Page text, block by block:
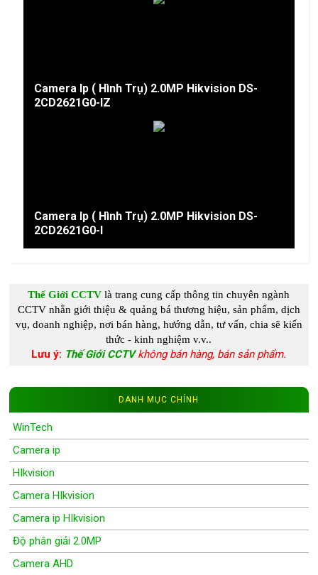
Camera Ip ( Hình Trụ) 2.0MP Hikvision DS-
2CD2621G0-IZ
Camera Ip ( Hình Trụ) 2.0MP Hikvision DS-
2CD2621G0-I
Thế Giới CCTV là trang cung cấpthông tin chuyên ngành
CCTVnhằn giới thiệu & quảng bá thương hiệu, sản phẩm, dịch
vụ, doanh nghiệp, nơi bán hàng, hướng dẫn, tư vấn, chia sẽ kiến
thức - kinh nghiệmv.v..
Lưu ý: Thế Giới CCTV không bán hàng, bán sản phẩm.
DANH MỤC CHÍNH
WinTech
Camera ip
HIkvision
Camera HIkvision
Camera ip HIkvision
Độ phân giải 2.0MP
Camera AHD